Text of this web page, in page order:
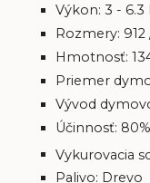
Výkon: 3 - 6.3
Rozmery:
Hmotnosť:
Priemer
Vývod
Účinnosť: 80%
Vykurovacia
Palivo: Drevo